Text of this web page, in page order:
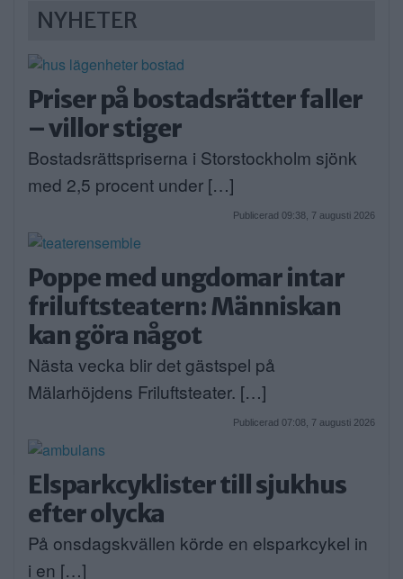
NYHETER
Priser på bostadsrätter faller
– villor stiger
Bostadsrättspriserna i Storstockholm sjönk
med 2,5 procent under […]
Publicerad 09:38, 7 augusti 2026
Poppe med ungdomar intar
friluftsteatern: Människan
kan göra något
Nästa vecka blir det gästspel på
Mälarhöjdens Friluftsteater. […]
Publicerad 07:08, 7 augusti 2026
Elsparkcyklister till sjukhus
efter olycka
På onsdagskvällen körde en elsparkcykel in
i en […]